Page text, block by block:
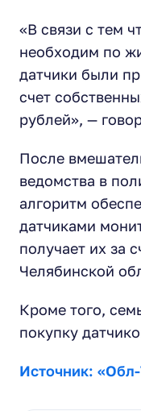
«В связи с тем
необходим по
датчики были
счет
рублей», —
После
ведомства в
алгоритм
датчиками
получает их за
Челябинской
Кроме того,
покупку
Источник: